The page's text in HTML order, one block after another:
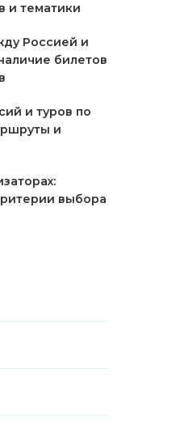
и тематики
Россией и
билетов
и туров по
и
выбора